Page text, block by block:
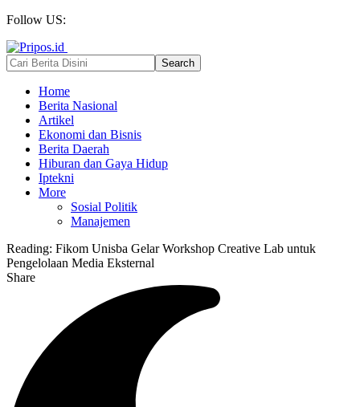
Follow US:
Home
Berita Nasional
Artikel
Ekonomi dan Bisnis
Berita Daerah
Hiburan dan Gaya Hidup
Iptekni
More
Sosial Politik
Manajemen
Reading: Fikom Unisba Gelar Workshop Creative Lab untuk
Pengelolaan Media Eksternal
Share